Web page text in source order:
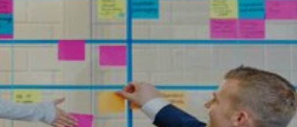
Çalışanlarımızın çoğu, modülleri yöneterek projeye destek sunuyor.